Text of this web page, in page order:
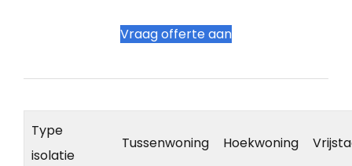
Vraag offerte aan
Type
isolatie
Tussenwoning Hoekwoning